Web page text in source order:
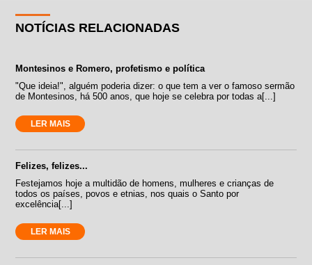
NOTÍCIAS RELACIONADAS
Montesinos e Romero, profetismo e política
"Que ideia!", alguém poderia dizer: o que tem a ver o famoso sermão
de Montesinos, há 500 anos, que hoje se celebra por todas a[...]
LER MAIS
Felizes, felizes...
Festejamos hoje a multidão de homens, mulheres e crianças de
todos os países, povos e etnias, nos quais o Santo por
excelência[...]
LER MAIS